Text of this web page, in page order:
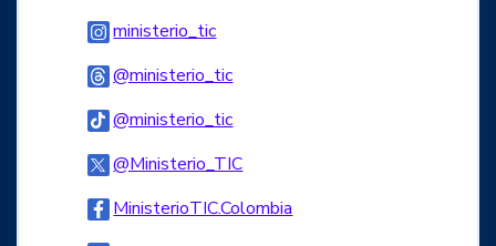
ministerio_ticLogo Instagram
@ministerio_ticLogo Threads
@ministerio_ticLogo Tiktok
@Ministerio_TICLogo Twitter
MinisterioTIC.Colombia